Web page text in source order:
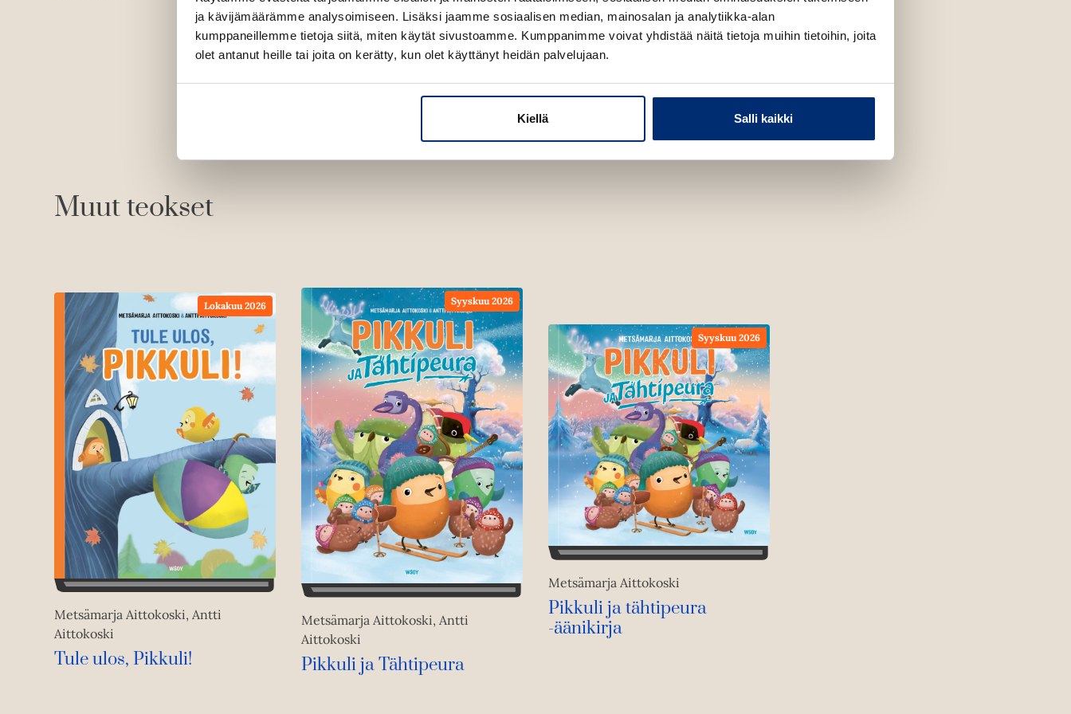
ja kävijämäärämme analysoimiseen. Lisäksi jaamme sosiaalisen median, mainosalan ja analytiikka-alan
kumppaneillemme tietoja siitä, miten käytät sivustoamme. Kumppanimme voivat yhdistää näitä tietoja muihin tietoihin, joita
olet antanut heille tai joita on kerätty, kun olet käyttänyt heidän palvelujaan.
Kiellä Salli kaikki
n
v
ä
i
h
t
Muut teokset
Lokakuu 2026
Metsämarja Aittokoski, Antti
Aittokoski
Tule ulos, Pikkuli!
Syyskuu 2026
Metsämarja Aittokoski, Antti
Aittokoski
Pikkuli ja Tähtipeura
Syyskuu 2026
Metsämarja Aittokoski
Pikkuli ja tähtipeura
-äänikirja